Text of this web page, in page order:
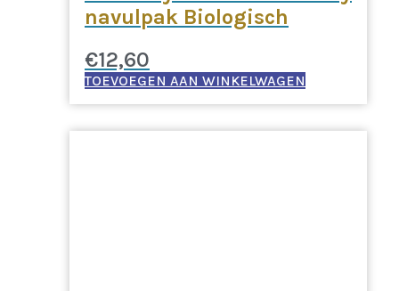
navulpak Biologisch
€12,60
TOEVOEGEN AAN WINKELWAGEN